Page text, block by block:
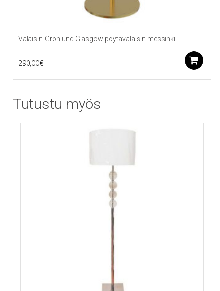
Valaisin-Grönlund Glasgow pöytävalaisin messinki
290,00€
Tutustu myös